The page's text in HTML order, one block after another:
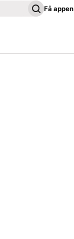
Få appen